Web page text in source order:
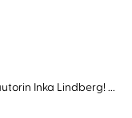
Inka Lindberg! ...